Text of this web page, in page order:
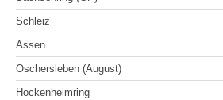
Schleiz
Assen
Oschersleben (August)
Hockenheimring